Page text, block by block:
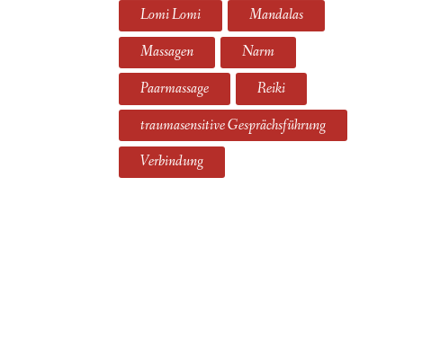
Lomi Lomi
Mandalas
Massagen
Narm
Paarmassage
Reiki
traumasensitive Gesprächsführung
Verbindung